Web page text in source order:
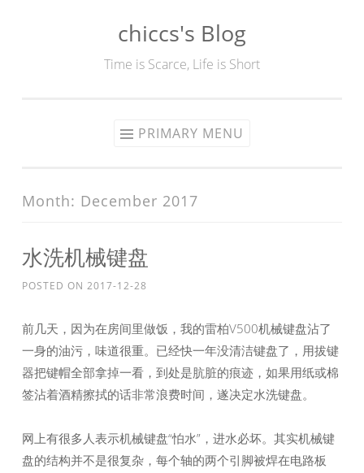
chiccs's Blog
Time is Scarce, Life is Short
PRIMARY MENU
Month: December 2017
水洗机械键盘
POSTED ON 2017-12-28
前几天，因为在房间里做饭，我的雷柏V500机械键盘沾了
一身的油污，味道很重。已经快一年没清洁键盘了，用拔键
器把键帽全部拿掉一看，到处是肮脏的痕迹，如果用纸或棉
签沾着酒精擦拭的话非常浪费时间，遂决定水洗键盘。
网上有很多人表示机械键盘“怕水”，进水必坏。其实机械键
盘的结构并不是很复杂，每个轴的两个引脚被焊在电路板